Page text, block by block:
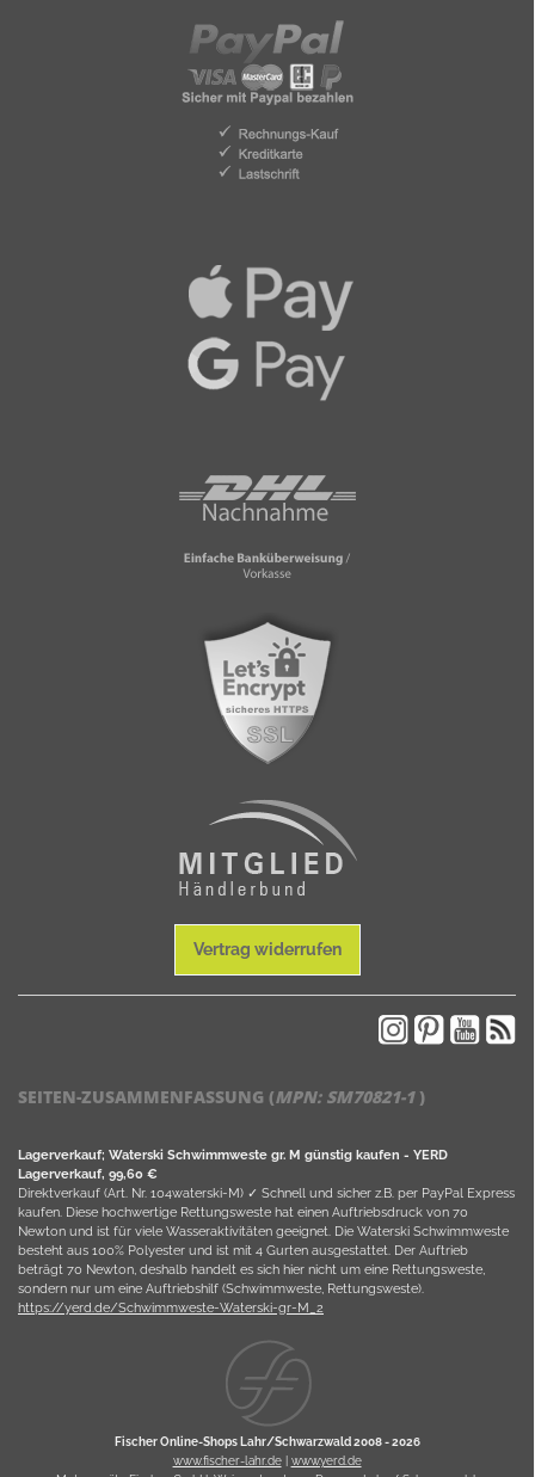
Vertrag widerrufen
SEITEN-ZUSAMMENFASSUNG (MPN: SM70821-1)
Lagerverkauf; Waterski Schwimmweste gr. M günstig kaufen - YERD
Lagerverkauf, 99,60 €
Direktverkauf (Art. Nr. 104waterski-M) ✓ Schnell und sicher z.B. per PayPal Express
kaufen. Diese hochwertige Rettungsweste hat einen Auftriebsdruck von 70
Newton und ist für viele Wasseraktivitäten geeignet. Die Waterski Schwimmweste
besteht aus 100% Polyester und ist mit 4 Gurten ausgestattet. Der Auftrieb
beträgt 70 Newton, deshalb handelt es sich hier nicht um eine Rettungsweste,
sondern nur um eine Auftriebshilf (Schwimmweste, Rettungsweste).
https://yerd.de/Schwimmweste-Waterski-gr-M_2
Fischer Online-Shops Lahr/Schwarzwald 2008 -2026
www.fischer-lahr.de| www.yerd.de